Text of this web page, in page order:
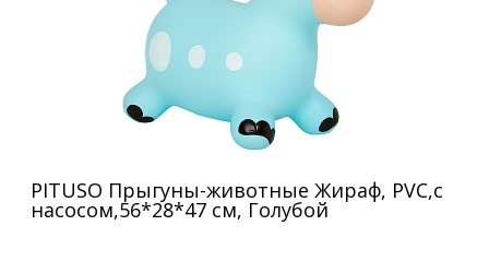
PITUSO Прыгуны-животные Жираф, PVC,с
насосом,56*28*47 см, Голубой